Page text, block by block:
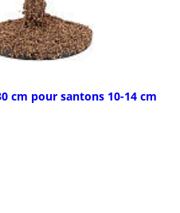
cm pour santons 10-14 cm